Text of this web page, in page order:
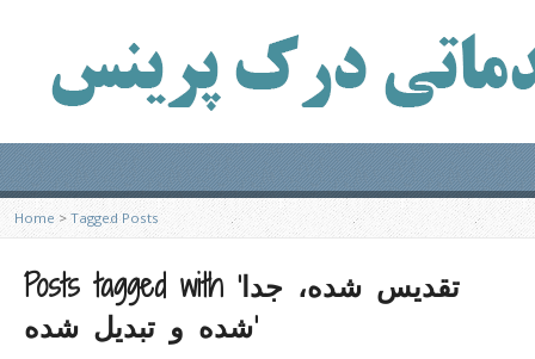
Home > Tagged Posts
Posts tagged with ‘تقدیس شده، جدا
شده و تبدیل شده’